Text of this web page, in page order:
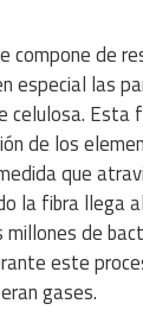
compone de
especial las
celulosa. Esta
de los
que
la fibra llega
de
este
gases.